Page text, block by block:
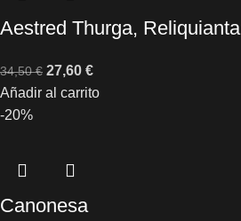
Aestred Thurga, Reliquianta
34,50€ 27,60 €
Añadir al carrito
-20%
Canonesa